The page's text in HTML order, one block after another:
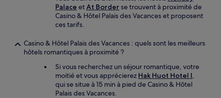
Palace etAt Border se trouvent à proximité de
Casino & Hôtel Palais des Vacances et proposent
ces tarifs.
Casino & Hôtel Palais des Vacances : quels sont les meilleurs
hôtels romantiques à proximité ?
Si vous recherchez un séjour romantique, votre
moitié et vous apprécierez Hak Huot Hotel I,
qui se situe à 15 min à pied de Casino & Hôtel
Palais des Vacances.